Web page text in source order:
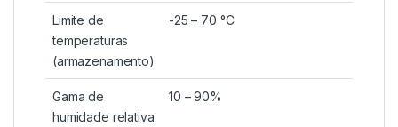
Limite de
temperaturas
(armazenamento)
-25 – 70 °C
Gama de
humidade relativa
10 – 90%